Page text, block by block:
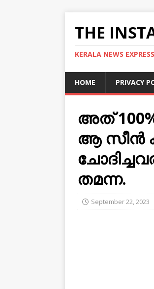
THE
KERALA NEWS EXPRESS
HOME PRIVACY
അത്
ആ സീൻ
തമന്ന.
September 22, 2023